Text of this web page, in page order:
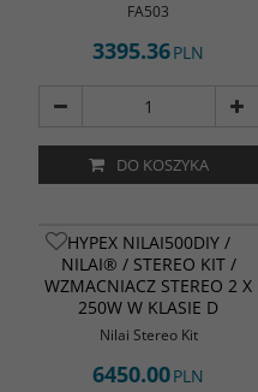
FA503
3395.36PLN
DO KOSZYKA
HYPEX NILAI500DIY /
NILAI® / STEREO KIT /
WZMACNIACZ STEREO 2 X
250W W KLASIE D
Nilai Stereo Kit
6450.00PLN